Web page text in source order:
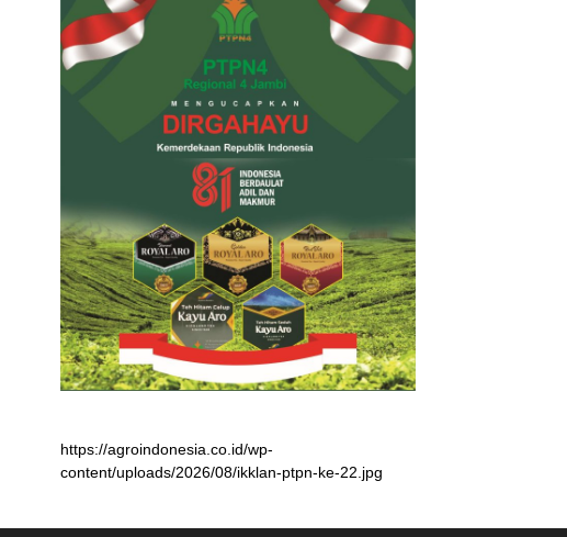
https://agroindonesia.co.id/wp-
content/uploads/2026/08/ikklan-ptpn-ke-22.jpg